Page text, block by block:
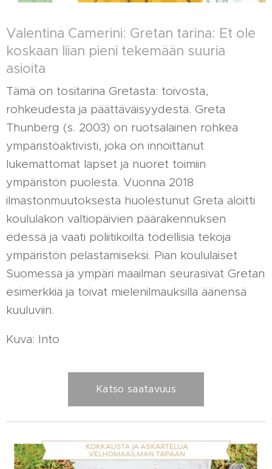
Valentina Camerini: Gretan tarina: Et ole
koskaan liian pieni tekemään suuria
asioita
Tämä on tositarina Gretasta: toivosta,
rohkeudesta ja päättäväisyydestä. Greta
Thunberg (s. 2003) on ruotsalainen rohkea
ympäristöaktivisti, joka on innoittanut
lukemattomat lapset ja nuoret toimiin
ympäristön puolesta. Vuonna 2018
ilmastonmuutoksesta huolestunut Greta aloitti
koululakon valtiopäivien päärakennuksen
edessä ja vaati poliitikoilta todellisia tekoja
ympäristön pelastamiseksi. Pian koululaiset
Suomessa ja ympäri maailman seurasivat Gretan
esimerkkiä ja toivat mielenilmauksilla äänensä
kuuluviin.
Kuva: Into
Katso saatavuus